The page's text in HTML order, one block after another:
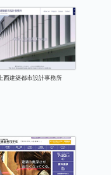
上西建築都市設計事務所